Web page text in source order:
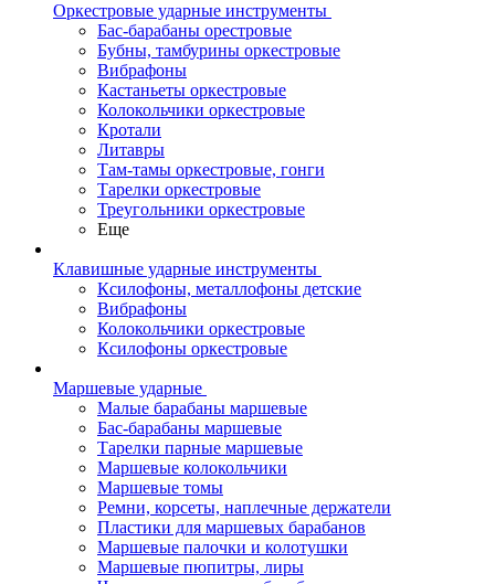
Оркестровые ударные инструменты
Бас-барабаны орестровые
Бубны, тамбурины оркестровые
Вибрафоны
Кастаньеты оркестровые
Колокольчики оркестровые
Кротали
Литавры
Там-тамы оркестровые, гонги
Тарелки оркестровые
Треугольники оркестровые
Еще
Клавишные ударные инструменты
Ксилофоны, металлофоны детские
Вибрафоны
Колокольчики оркестровые
Ксилофоны оркестровые
Маршевые ударные
Малые барабаны маршевые
Бас-барабаны маршевые
Тарелки парные маршевые
Маршевые колокольчики
Маршевые томы
Ремни, корсеты, наплечные держатели
Пластики для маршевых барабанов
Маршевые палочки и колотушки
Маршевые пюпитры, лиры